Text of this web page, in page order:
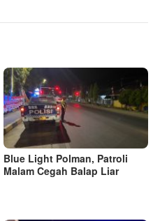
Blue Light Polman, Patroli
Malam Cegah Balap Liar